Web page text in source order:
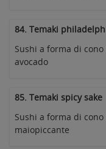
84. Temaki
Sushi a forma di
avocado
85. Temaki spicy sake
Sushi a forma di
maiopiccante